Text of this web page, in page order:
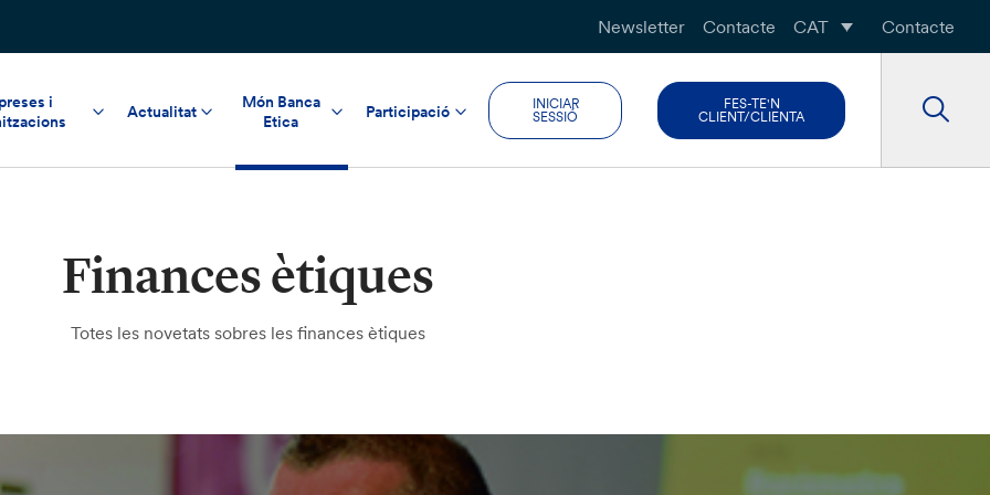
Newsletter Contacte CAT Contacte
i
Actualitat
Món Banca
Etica
Participació
INICIAR
SESSIÓ
FES-TE'N
CLIENT/CLIENTA
Finances ètiques
Totes les novetats sobres les finances ètiques